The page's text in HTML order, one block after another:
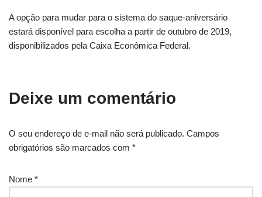
A opção para mudar para o sistema do saque-aniversário
estará disponível para escolha a partir de outubro de 2019,
disponibilizados pela Caixa Econômica Federal.
Deixe um comentário
O seu endereço de e-mail não será publicado. Campos
obrigatórios são marcados com *
Nome *